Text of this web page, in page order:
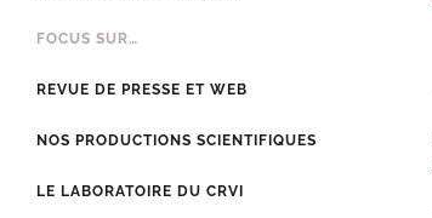
FOCUS SUR…
REVUE DE PRESSE ET WEB
NOS PRODUCTIONS SCIENTIFIQUES
LE LABORATOIRE DU CRVI